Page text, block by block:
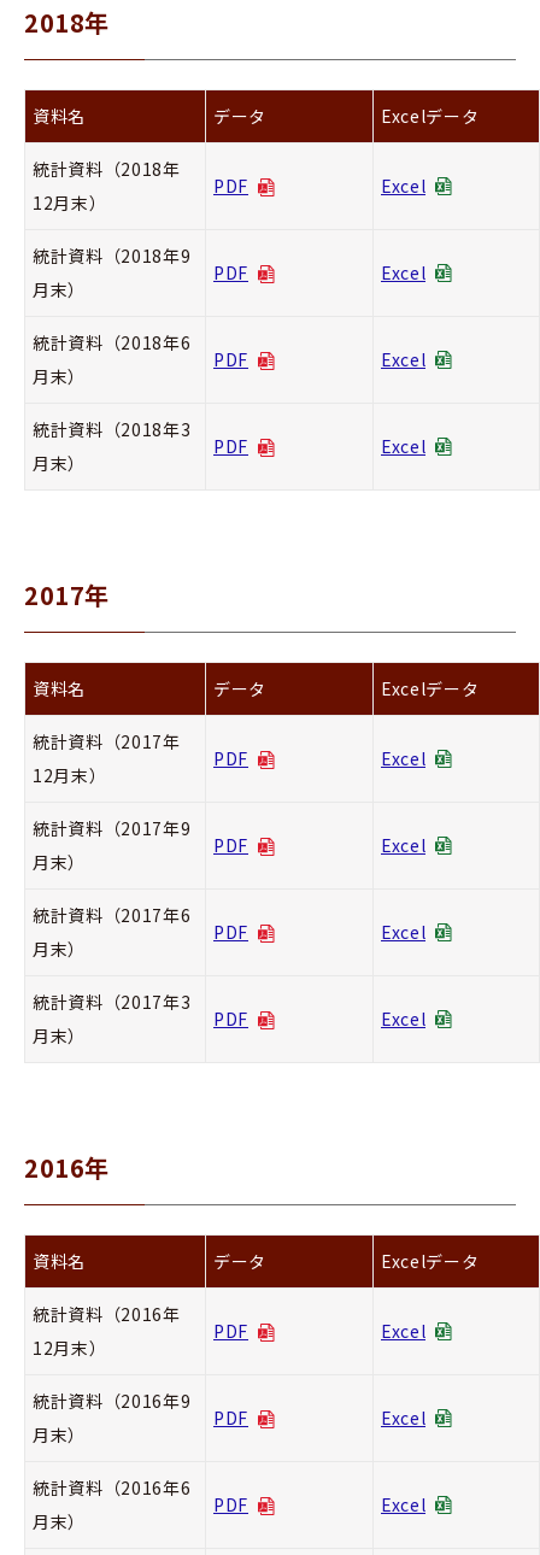
2018年
資料名 データ Excelデータ
統計資料（2018年
12月末）
PDF Excel
統計資料（2018年9
月末）
PDF Excel
統計資料（2018年6
月末）
PDF Excel
統計資料（2018年3
月末）
PDF Excel
2017年
資料名 データ Excelデータ
統計資料（2017年
12月末）
PDF Excel
統計資料（2017年9
月末）
PDF Excel
統計資料（2017年6
月末）
PDF Excel
統計資料（2017年3
月末）
PDF Excel
2016年
資料名 データ Excelデータ
統計資料（2016年
12月末）
PDF Excel
統計資料（2016年9
月末）
PDF Excel
統計資料（2016年6
月末）
PDF Excel